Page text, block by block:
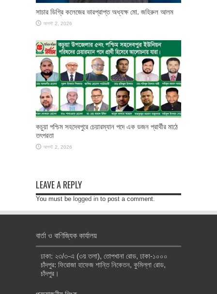
সাচার ডিগ্রি কলেজের ভারপ্রাপ্ত অধ্যক্ষ মো. জহিরুল আলম
আগস্ট 2, 2026
কচুয়া পশ্চিম সহদেবপুরে চেয়ারম্যান পদে এক ডজন প্রার্থীর মাঠে
তৎপরতা
আগস্ট 2, 2026
LEAVE A REPLY
You must be logged in to post a comment.
বার্তা ও বাণিজ্যিক কার্যালয়
ঢাকা: ২৩/৩-এ (৩য় তলা), তোপখানা রোড, ঢাকা-১০০০
চাঁদপুর: ফিরোজা হাফেজ শান্তি নিকেতন, কুমিল্লা রোড,
চাঁদপুর।